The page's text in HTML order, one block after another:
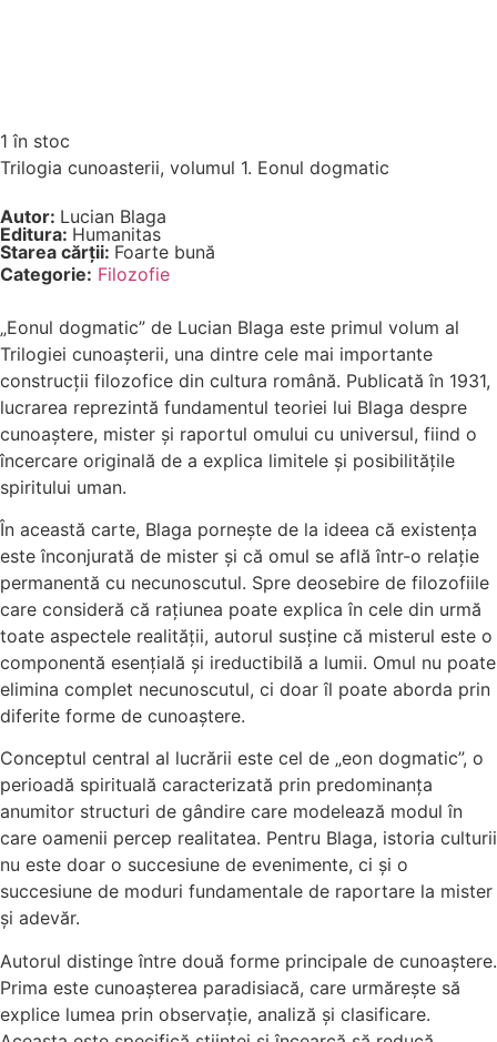
1 în stoc
Trilogia cunoasterii, volumul 1. Eonul dogmatic
Autor: Lucian Blaga
Editura: Humanitas
Starea cărții: Foarte bună
Categorie: Filozofie
„Eonul dogmatic” de Lucian Blaga este primul volum al
Trilogiei cunoașterii, una dintre cele mai importante
construcții filozofice din cultura română. Publicată în 1931,
lucrarea reprezintă fundamentul teoriei lui Blaga despre
cunoaștere, mister și raportul omului cu universul, fiind o
încercare originală de a explica limitele și posibilitățile
spiritului uman.
În această carte, Blaga pornește de la ideea că existența
este înconjurată de mister și că omul se află într-o relație
permanentă cu necunoscutul. Spre deosebire de filozofiile
care consideră că rațiunea poate explica în cele din urmă
toate aspectele realității, autorul susține că misterul este o
componentă esențială și ireductibilă a lumii. Omul nu poate
elimina complet necunoscutul, ci doar îl poate aborda prin
diferite forme de cunoaștere.
Conceptul central al lucrării este cel de „eon dogmatic”, o
perioadă spirituală caracterizată prin predominanța
anumitor structuri de gândire care modelează modul în
care oamenii percep realitatea. Pentru Blaga, istoria culturii
nu este doar o succesiune de evenimente, ci și o
succesiune de moduri fundamentale de raportare la mister
și adevăr.
Autorul distinge între două forme principale de cunoaștere.
Prima este cunoașterea paradisiacă, care urmărește să
explice lumea prin observație, analiză și clasificare.